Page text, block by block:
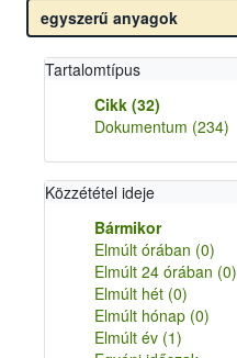
Tartalomtípus
Cikk (32)
Dokumentum (234)
Közzététel ideje
Bármikor
Elmúlt órában (0)
Elmúlt 24 órában (0)
Elmúlt hét (0)
Elmúlt hónap (0)
Elmúlt év (1)